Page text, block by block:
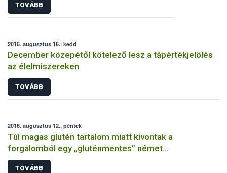
TOVÁBB
2016. augusztus 16., kedd
December közepétől kötelező lesz a tápértékjelölés
az élelmiszereken
TOVÁBB
2016. augusztus 12., péntek
Túl magas glutén tartalom miatt kivontak a
forgalomból egy „gluténmentes” német
gabonamorzsát
TOVÁBB